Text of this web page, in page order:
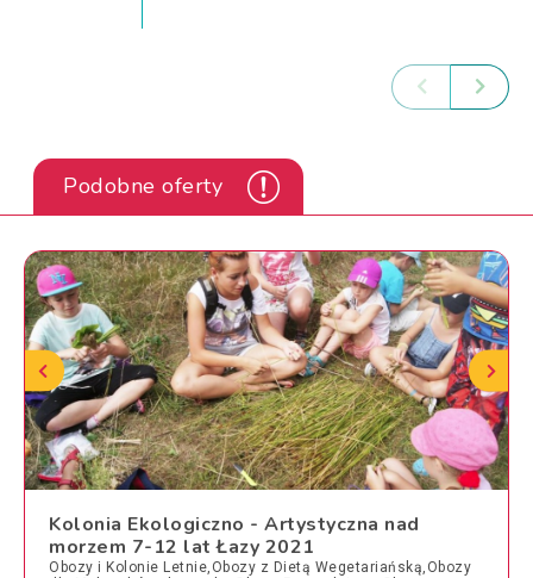
Podobne oferty
Kolonia Ekologiczno - Artystyczna nad
morzem 7-12 lat Łazy 2021
Obozy i Kolonie Letnie,Obozy z Dietą Wegetariańską,Obozy